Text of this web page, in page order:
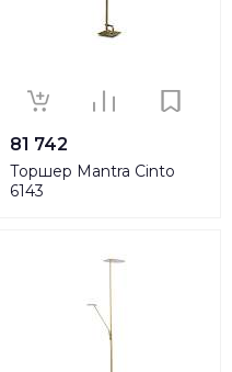
81 742
Торшер Mantra Cinto
6143